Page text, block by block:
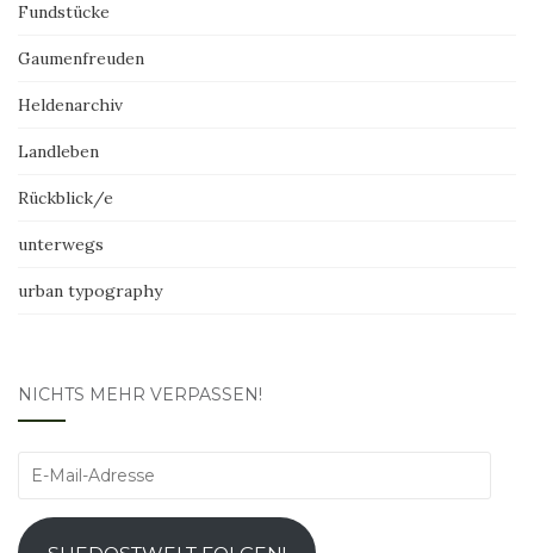
Fundstücke
Gaumenfreuden
Heldenarchiv
Landleben
Rückblick/e
unterwegs
urban typography
NICHTS MEHR VERPASSEN!
E-
Adresse